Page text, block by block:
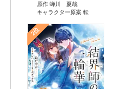
原作 蝉川 夏哉
キャラクター原案 転
2位